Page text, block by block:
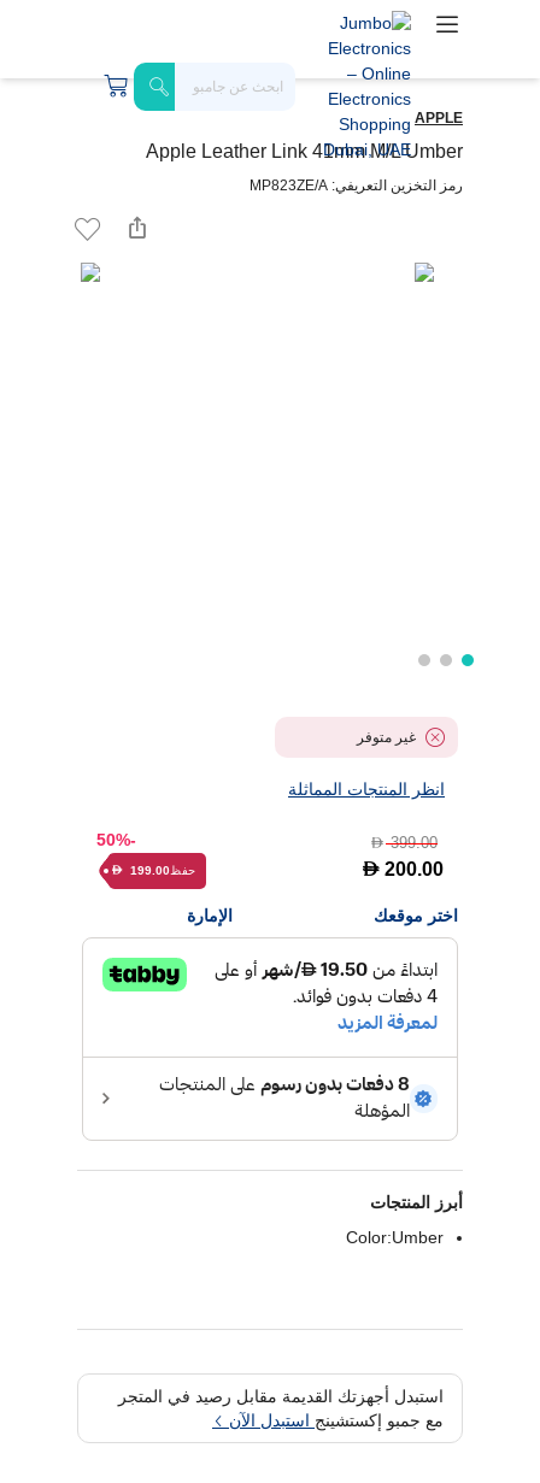
APPLE
Apple Leather Link 41mm M/L Umber
رمز التخزين التعريفي: MP823ZE/A
غير متوفر
انظر المنتجات المماثلة
D399.00
D 200.00
-50%
حفظ D 199.00
اختر موقعك الإمارة
أبرز المنتجات
Color:Umber
استبدل أجهزتك القديمة مقابل رصيد في المتجر
مع جمبو إكستشينج استبدل الآن